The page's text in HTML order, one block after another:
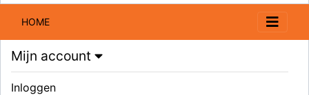
HOME
Mijn account
Inloggen